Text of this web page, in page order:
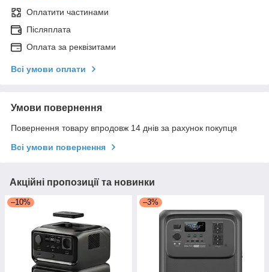
Оплатити частинами
Післяплата
Оплата за реквізитами
Всі умови оплати
Умови повернення
Повернення товару впродовж 14 днів за рахунок покупця
Всі умови повернення
Акційні пропозиції та новинки
–10% –3%